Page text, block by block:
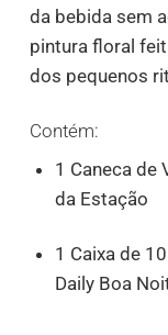
da bebida sem
pintura floral
dos pequenos
Contém:
1 Caneca de
da Estação
1 Caixa de
Daily Boa